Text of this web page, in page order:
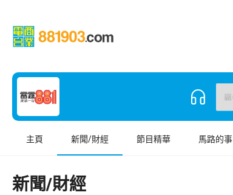
主頁 新聞/財經 節目精華 馬路的事
新聞/財經